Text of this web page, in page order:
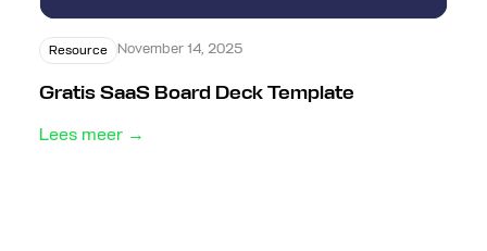
Resource November 14, 2025
Gratis SaaS Board Deck Template
Lees meer →